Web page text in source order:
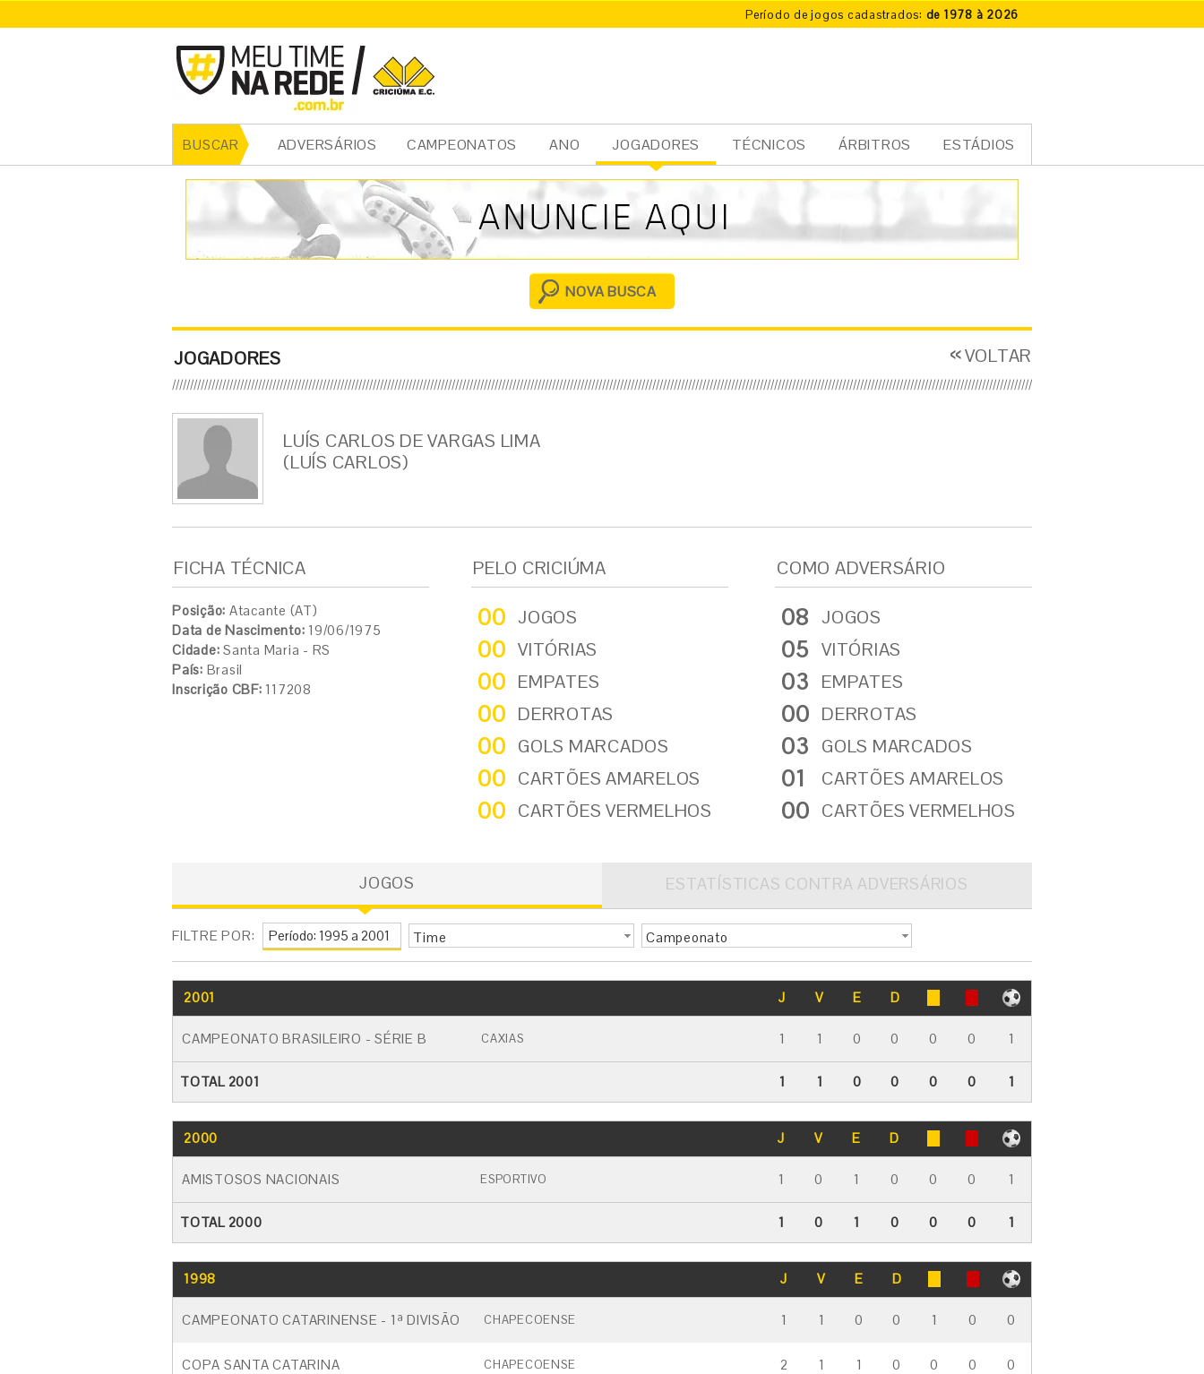
Período de jogos cadastrados: de 1978 à 2026
BUSCAR ADVERSÁRIOS CAMPEONATOS ANO JOGADORES TÉCNICOS ÁRBITROS ESTÁDIOS
cia
l
NOVA BUSCA
JOGADORES VOLTAR
LUÍS CARLOS DE VARGAS LIMA
(LUÍS CARLOS)
FICHA TÉCNICA
Posição: Atacante (AT)
Data de Nascimento: 19/06/1975
Cidade: Santa Maria - RS
País: Brasil
Inscrição CBF: 117208
PELO CRICIÚMA
00 JOGOS
00 VITÓRIAS
00 EMPATES
00 DERROTAS
00 GOLS MARCADOS
00 CARTÕES AMARELOS
00 CARTÕES VERMELHOS
COMO ADVERSÁRIO
08 JOGOS
05 VITÓRIAS
03 EMPATES
00 DERROTAS
03 GOLS MARCADOS
01 CARTÕES AMARELOS
00 CARTÕES VERMELHOS
JOGOS ESTATÍSTICAS CONTRA ADVERSÁRIOS
FILTRE POR: Time Campeonato
2001 J V E D
CAMPEONATO BRASILEIRO - SÉRIE B CAXIAS 1 1 0 0 0 0 1
TOTAL 2001 1 1 0 0 0 0 1
2000 J V E D
AMISTOSOS NACIONAIS ESPORTIVO 1 0 1 0 0 0 1
TOTAL 2000 1 0 1 0 0 0 1
1998 J V E D
CAMPEONATO CATARINENSE - 1ª DIVISÃO CHAPECOENSE 1 1 0 0 1 0 0
COPA SANTA CATARINA CHAPECOENSE 2 1 1 0 0 0 0